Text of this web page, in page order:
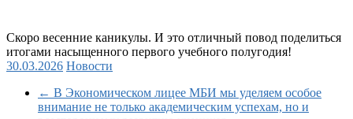
Скоро весенние каникулы. И это отличный повод поделиться
итогами насыщенного первого учебного полугодия!
30.03.2026 Новости
← В Экономическом лицее МБИ мы уделяем особое
внимание не только академическим успехам, но и